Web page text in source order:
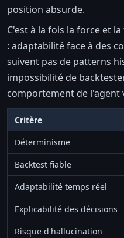
position absurde.
C'est à la fois la force et
: adaptabilité face à des
suivent pas de patterns
impossibilité de
comportement de l'agent
Critère
Déterminisme
Backtest fiable
Adaptabilité temps réel
Explicabilité des décisions
Risque d'hallucination